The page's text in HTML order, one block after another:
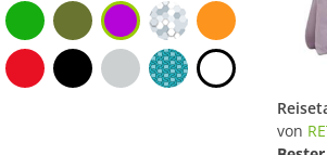
von